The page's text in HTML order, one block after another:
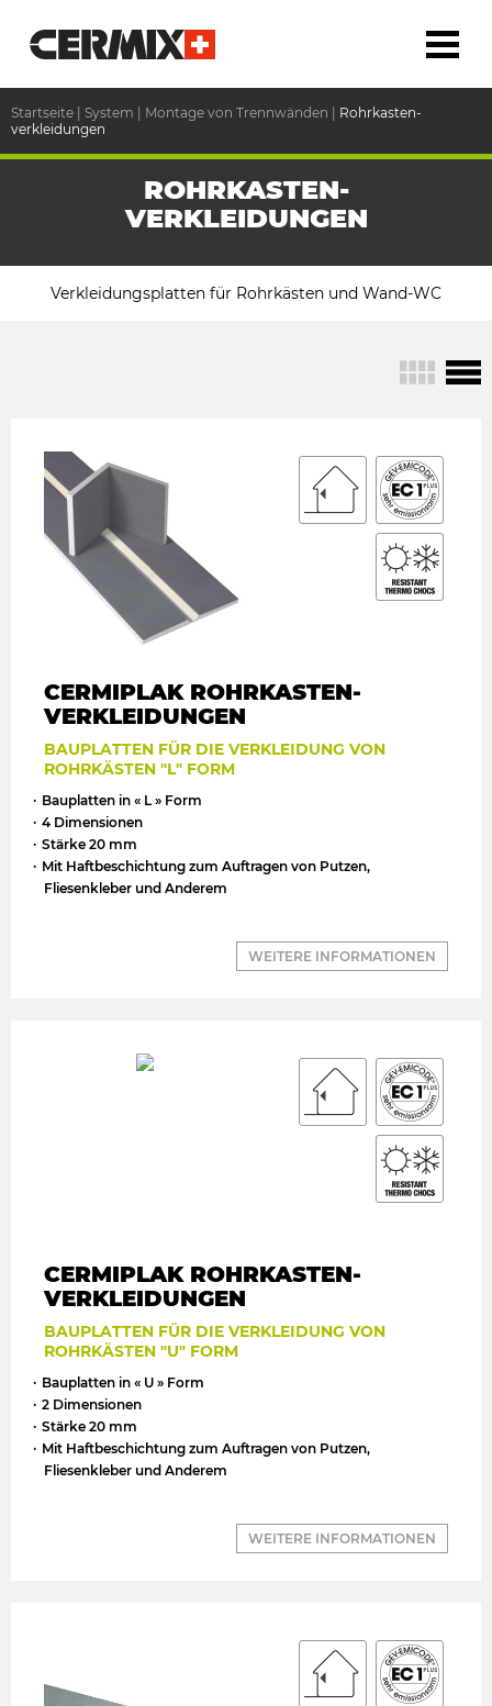
Startseite System Montage von Trennwänden
Rohrkasten-
verkleidungen
ROHRKASTEN-
VERKLEIDUNGEN
Verkleidungsplatten für Rohrkästen und Wand-WC
CERMIPLAK ROHRKASTEN-
VERKLEIDUNGEN
BAUPLATTEN FÜR DIE VERKLEIDUNG VON
ROHRKÄSTEN "L" FORM
Bauplatten in « L » Form
4 Dimensionen
Stärke 20 mm
Mit Haftbeschichtung zum Auftragen von Putzen,
Fliesenkleber und Anderem
WEITERE INFORMATIONEN
CERMIPLAK ROHRKASTEN-
VERKLEIDUNGEN
BAUPLATTEN FÜR DIE VERKLEIDUNG VON
ROHRKÄSTEN "U" FORM
Bauplatten in « U » Form
2 Dimensionen
Stärke 20 mm
Mit Haftbeschichtung zum Auftragen von Putzen,
Fliesenkleber und Anderem
WEITERE INFORMATIONEN